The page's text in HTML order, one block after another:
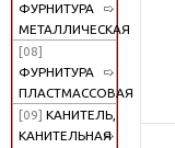
ФУРНИТУРА
МЕТАЛЛИЧЕСКАЯ
[08]
ФУРНИТУРА
ПЛАСТМАССОВАЯ
[09] КАНИТЕЛЬ,
КАНИТЕЛЬНАЯ